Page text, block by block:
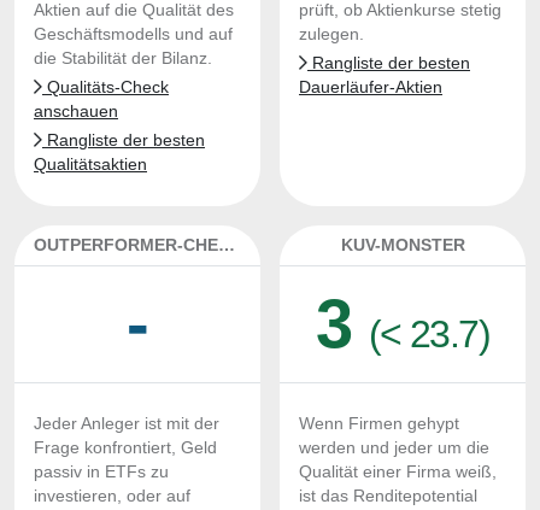
Aktien auf die Qualität des
Geschäftsmodells und auf
die Stabilität der Bilanz.
Qualitäts-Check
anschauen
Rangliste der besten
Qualitätsaktien
prüft, ob Aktienkurse stetig
zulegen.
Rangliste der besten
Dauerläufer-Aktien
OUTPERFORMER-CHECK
-
Jeder Anleger ist mit der
Frage konfrontiert, Geld
passiv in ETFs zu
investieren, oder auf
KUV-MONSTER
3 (< 23.7)
Wenn Firmen gehypt
werden und jeder um die
Qualität einer Firma weiß,
ist das Renditepotential